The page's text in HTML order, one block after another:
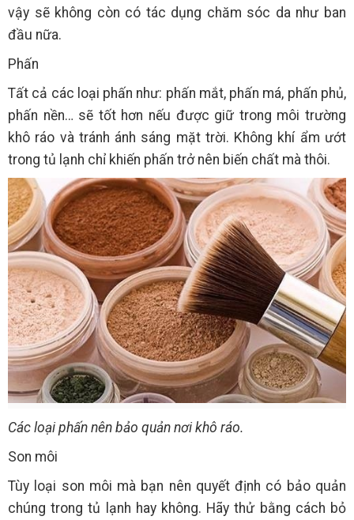
vậy sẽ không còn có tác dụng chăm sóc da như ban
đầu nữa.
Phấn
Tất cả các loại phấn như: phấn mắt, phấn má, phấn phủ,
phấn nền… sẽ tốt hơn nếu được giữ trong môi trường
khô ráo và tránh ánh sáng mặt trời. Không khí ẩm ướt
trong tủ lạnh chỉ khiến phấn trở nên biến chất mà thôi.
Các loại phấn nên bảo quản nơi khô ráo.
Son môi
Tùy loại son môi mà bạn nên quyết định có bảo quản
chúng trong tủ lạnh hay không. Hãy thử bằng cách bỏ